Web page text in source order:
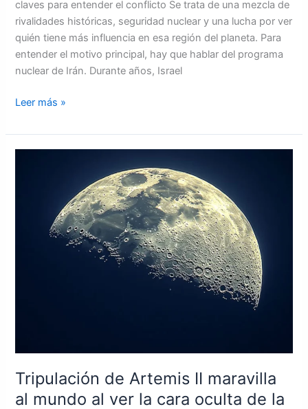
claves para entender el conflicto Se trata de una mezcla de
rivalidades históricas, seguridad nuclear y una lucha por ver
quién tiene más influencia en esa región del planeta. Para
entender el motivo principal, hay que hablar del programa
nuclear de Irán. Durante años, Israel
Leer más »
Tripulación de Artemis II maravilla
al mundo al ver la cara oculta de la
maravilla
de
la
Luna